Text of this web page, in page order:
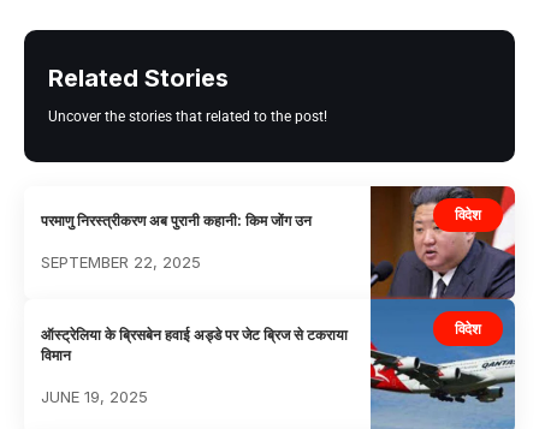
Related Stories
Uncover the stories that related to the post!
विदेश
परमाणु निरस्त्रीकरण अब पुरानी कहानी: किम जोंग उन
SEPTEMBER 22, 2025
विदेश
ऑस्ट्रेलिया के ब्रिसबेन हवाई अड्डे पर जेट ब्रिज से टकराया
विमान
JUNE 19, 2025